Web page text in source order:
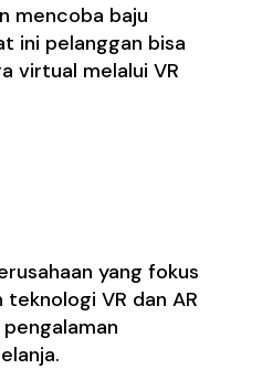
mencoba baju
ini pelanggan bisa
virtual melalui VR
yang fokus
VR dan AR